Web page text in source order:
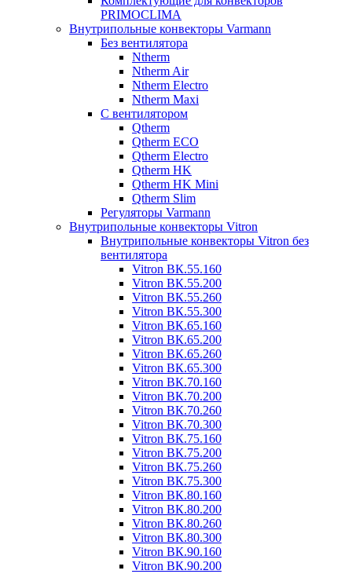
PRIMOCLIMA
Внутрипольные конвекторы Varmann
Без вентилятора
Ntherm
Ntherm Air
Ntherm Electro
Ntherm Maxi
С вентилятором
Qtherm
Qtherm ECO
Qtherm Electro
Qtherm HK
Qtherm HK Mini
Qtherm Slim
Регуляторы Varmann
Внутрипольные конвекторы Vitron
Внутрипольные конвекторы Vitron без
вентилятора
Vitron ВК.55.160
Vitron ВК.55.200
Vitron ВК.55.260
Vitron ВК.55.300
Vitron ВК.65.160
Vitron ВК.65.200
Vitron ВК.65.260
Vitron ВК.65.300
Vitron ВК.70.160
Vitron ВК.70.200
Vitron ВК.70.260
Vitron ВК.70.300
Vitron ВК.75.160
Vitron ВК.75.200
Vitron ВК.75.260
Vitron ВК.75.300
Vitron ВК.80.160
Vitron ВК.80.200
Vitron ВК.80.260
Vitron ВК.80.300
Vitron ВК.90.160
Vitron ВК.90.200